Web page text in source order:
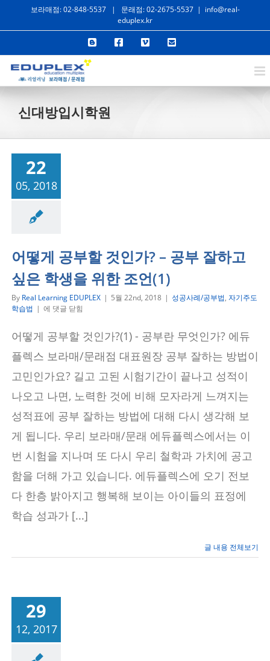
텐
건
보라매점: 02-848-5537| 문래점: 02-2675-5537 | info@real-
eduplex.kr
BloggerFacebookVimeo이
신대방입시학원
22
05, 2018
자기주도학
어떻게 공부할 것인가? – 공부 잘하고
싶은 학생을 위한 조언(1)
By Real Learning EDUPLEX | 5월 22nd, 2018 | 성공사례/공부법, 자기주도
학습법 | 어
공
부
할
것
가?
공
잘
하
고
싶
은
학
생
을
언
에 댓글 닫힘
어떻게 공부할 것인가?(1) - 공부란 무엇인가? 에듀
플렉스 보라매/문래점 대표원장 공부 잘하는 방법이
고민인가요? 길고 고된 시험기간이 끝나고 성적이
나오고 나면, 노력한 것에 비해 모자라게 느껴지는
성적표에 공부 잘하는 방법에 대해 다시 생각해 보
게 됩니다. 우리 보라매/문래 에듀플렉스에서는 이
번 시험을 지나며 또 다시 우리 철학과 가치에 공고
함을 더해 가고 있습니다. 에듀플렉스에 오기 전보
다 한층 밝아지고 행복해 보이는 아이들의 표정에
학습 성과가 [...]
글 내용 전체보기
29
12, 2017